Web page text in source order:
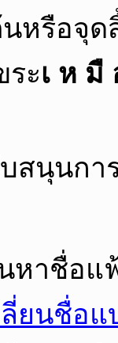
หรือจุ
ะเ ห มื
สนุนก
หาชื่อแ
ลี่ยนชื่อ